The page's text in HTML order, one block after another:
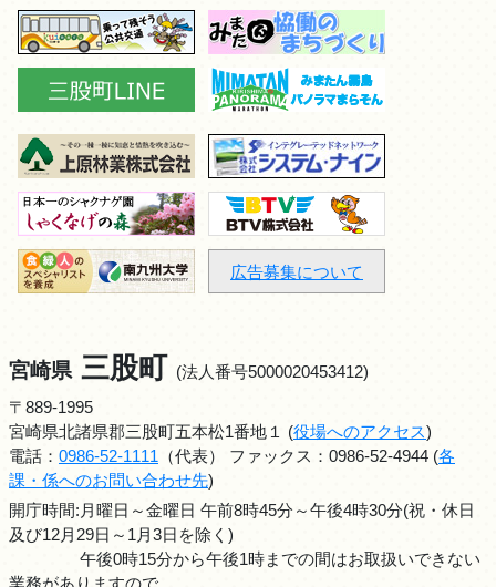
広告募集について
宮崎県 三股町 (法人番号5000020453412)
〒889-1995
宮崎県北諸県郡三股町五本松1番地１ (役場へのアクセス)
電話： 0986-52-1111 （代表） ファックス：0986-52-4944 (各
課・係へのお問い合わせ先)
開庁時間:月曜日～金曜日 午前8時45分～午後4時30分(祝・休日
及び12月29日～1月3日を除く)
午後0時15分から午後1時までの間はお取扱いできない